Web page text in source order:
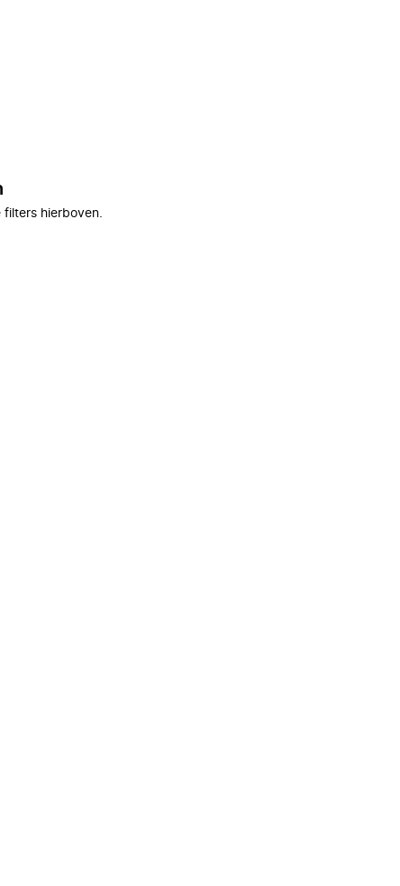
hierboven.